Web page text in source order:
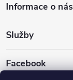
Informace o nás
Služby
Facebook